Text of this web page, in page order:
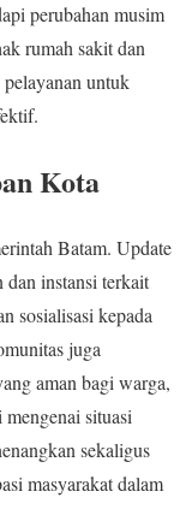
perubahan musim
rumah sakit dan
untuk
Kota
Batam. Update
instansi terkait
sosialisasi kepada
juga
aman bagi warga,
situasi
sekaligus
masyarakat dalam